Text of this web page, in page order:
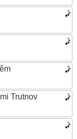
Trutnov